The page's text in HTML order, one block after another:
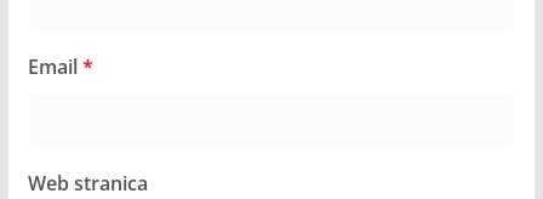
Email*
Web stranica